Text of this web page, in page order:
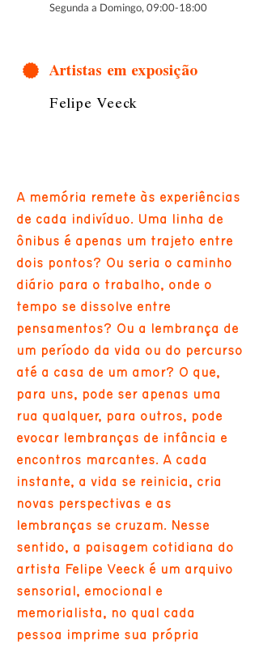
Segunda a Domingo, 09:00-18:00
Artistas em exposição
Felipe Veeck
A memória remete às experiências
de cada indivíduo. Uma linha de
ônibus é apenas um trajeto entre
dois pontos? Ou seria o caminho
diário para o trabalho, onde o
tempo se dissolve entre
pensamentos? Ou a lembrança de
um período da vida ou do percurso
até a casa de um amor? O que,
para uns, pode ser apenas uma
rua qualquer, para outros, pode
evocar lembranças de infância e
encontros marcantes. A cada
instante, a vida se reinicia, cria
novas perspectivas e as
lembranças se cruzam. Nesse
sentido, a paisagem cotidiana do
artista Felipe Veeck é um arquivo
sensorial, emocional e
memorialista, no qual cada
pessoa imprime sua própria